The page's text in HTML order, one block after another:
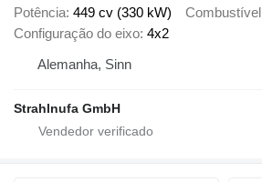
Potência 449 cv (330 kW) Combustível
Configuração do eixo 4x2
Alemanha, Sinn
Strahlnufa GmbH